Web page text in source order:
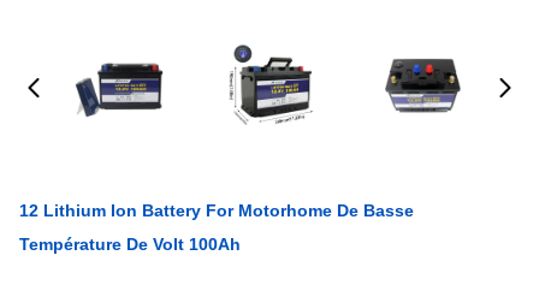
12 Lithium Ion Battery For Motorhome De Basse
Température De Volt 100Ah